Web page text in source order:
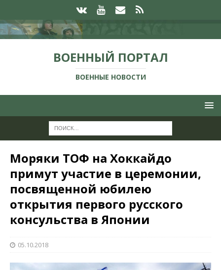
ВОЕННЫЙ ПОРТАЛ
ВОЕННЫЕ НОВОСТИ
Моряки ТОФ на Хоккайдо
примут участие в церемонии,
посвященной юбилею
открытия первого русского
консульства в Японии
05.10.2018